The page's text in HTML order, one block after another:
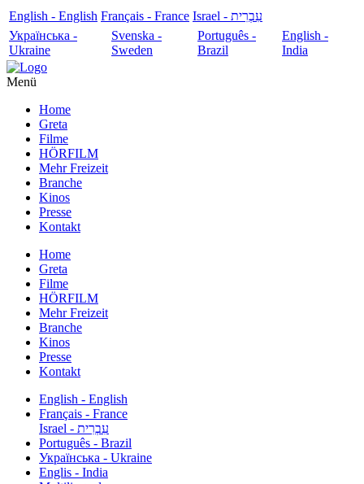
English - English Français - France
עִבְרִית - Israel
Українська -
Ukraine
Svenska -
Sweden
Português -
Brazil
English -
India
Menü
Home
Greta
Filme
HÖRFILM
Mehr Freizeit
Branche
Kinos
Presse
Kontakt
Home
Greta
Filme
HÖRFILM
Mehr Freizeit
Branche
Kinos
Presse
Kontakt
English - English
Français - France
עִבְרִית - Israel
Português - Brazil
Українська - Ukraine
Englis - India